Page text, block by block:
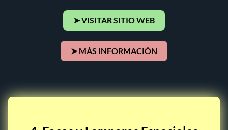
➤ VISITAR SITIO WEB
➤ MÁS INFORMACIÓN